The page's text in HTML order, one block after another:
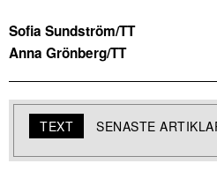
Sofia Sundström/TT
Anna Grönberg/TT
TEXT SENASTE